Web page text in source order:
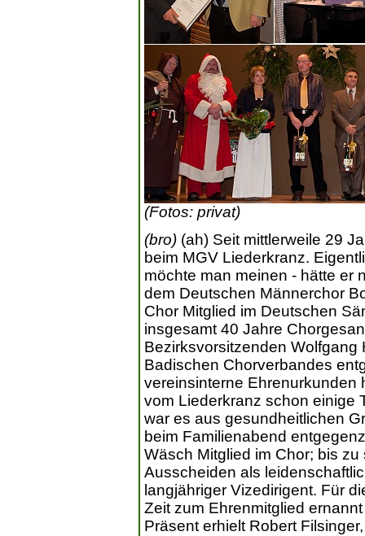
(Fotos: privat)
(bro) (ah) Seit mittlerweile 29
beim MGV Liederkranz.
möchte man meinen - hätte er
dem Deutschen Männerchor
Chor Mitglied im Deutschen
insgesamt 40 Jahre
Bezirksvorsitzenden
Badischen Chorverbandes
vereinsinterne Ehrenurkunden
vom Liederkranz schon einige
war es aus gesundheitlichen
beim Familienabend
Wäsch Mitglied im Chor; bis
Ausscheiden als
langjähriger Vizedirigent. Für
Zeit zum Ehrenmitglied
Präsent erhielt Robert